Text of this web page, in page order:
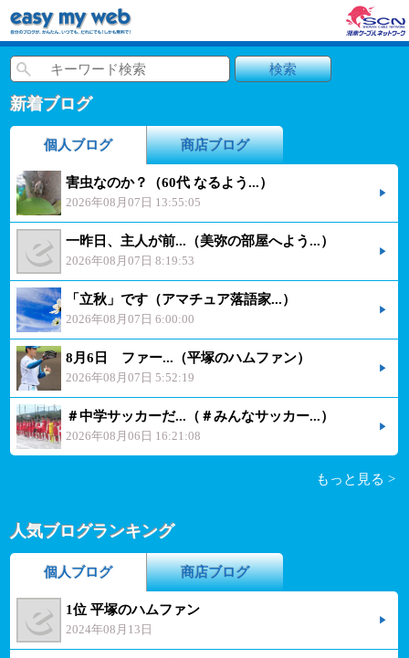
新着ブログ
個人ブログ 商店ブログ
害虫なのか？（60代 なるよう...）
2026年08月07日 13:55:05
一昨日、主人が前...（美弥の部屋へよう...）
2026年08月07日 8:19:53
「立秋」です（アマチュア落語家...）
2026年08月07日 6:00:00
8月6日 ファー...（平塚のハムファン）
2026年08月07日 5:52:19
＃中学サッカーだ...（＃みんなサッカー...）
2026年08月06日 16:21:08
もっと見る >
人気ブログランキング
個人ブログ 商店ブログ
1位 平塚のハムファン
2024年08月13日